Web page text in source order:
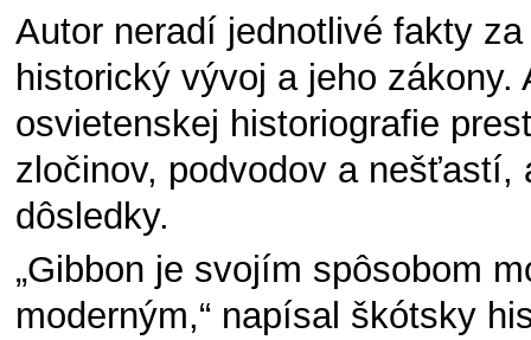
Autor neradí jednotlivé fakty
historický vývoj a jeho
osvietenskej historiografie
zločinov, podvodov a
dôsledky.
„Gibbon je svojím spôsobom
moderným,“ napísal škótsky